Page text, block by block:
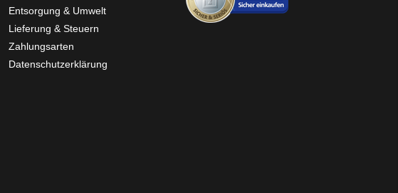
Entsorgung & Umwelt
Lieferung & Steuern
Zahlungsarten
Datenschutzerklärung